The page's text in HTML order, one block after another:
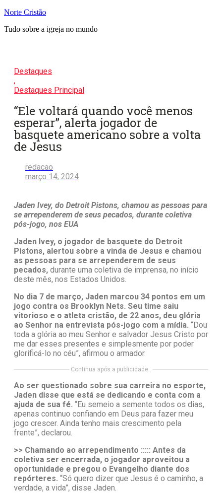
Pular
o
Norte Cristão
Tudo sobre a igreja no mundo
Destaques
,
Destaques Principal
“Ele voltará quando você menos
esperar”, alerta jogador de
basquete americano sobre a volta
de Jesus
redacao
março 14, 2024
Jaden Ivey, do Detroit Pistons, chamou as pessoas para
se arrependerem de seus pecados, durante coletiva
pós-jogo, nos EUA
Jaden Ivey, o jogador de basquete do Detroit
Pistons, alertou sobre a vinda de Jesus e chamou
as pessoas para se arrependerem de seus
pecados, durante uma coletiva de imprensa, no início
deste mês, nos Estados Unidos.
No dia 7 de março, Jaden marcou 34 pontos em um
jogo contra os Brooklyn Nets. Seu time saiu
vitorioso e o atleta cristão, de 22 anos, deu glória
ao Senhor na entrevista pós-jogo com a mídia. “Dou
toda a glória ao meu Senhor e salvador Jesus Cristo por
me dar esses presentes e simplesmente por poder
glorificá-lo no céu”, afirmou o armador.
Continua após a publicidade..
Ao ser questionado sobre sua carreira no esporte,
Jaden disse que está se dedicando e conta com a
ajuda de sua fé. “Eu semeio a semente todos os dias,
apenas continuo confiando em Deus para fazer meu
jogo crescer. Ainda tenho mais crescimento pela
frente”, declarou.
>> Chamando ao arrependimento ::::: Antes da
coletiva ser encerrada, o jogador aproveitou a
oportunidade e pregou o Evangelho diante dos
repórteres. “Só quero dizer que Jesus é o caminho, a
verdade, a vida”, disse Jaden.